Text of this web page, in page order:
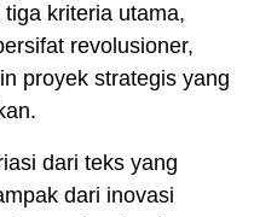
kriteria utama,
revolusioner,
proyek strategis yang
dari teks yang
dari inovasi